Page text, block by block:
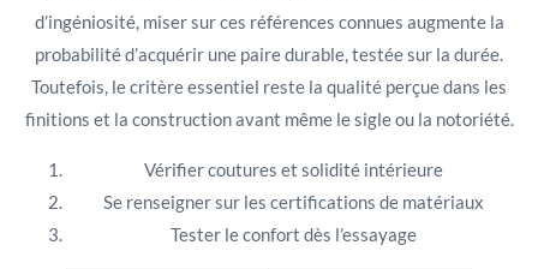
d’ingéniosité, miser sur ces références connues augmente la
probabilité d’acquérir une paire durable, testée sur la durée.
Toutefois, le critère essentiel reste la qualité perçue dans les
finitions et la construction avant même le sigle ou la notoriété.
Vérifier coutures et solidité intérieure
Se renseigner sur les certifications de matériaux
Tester le confort dès l’essayage